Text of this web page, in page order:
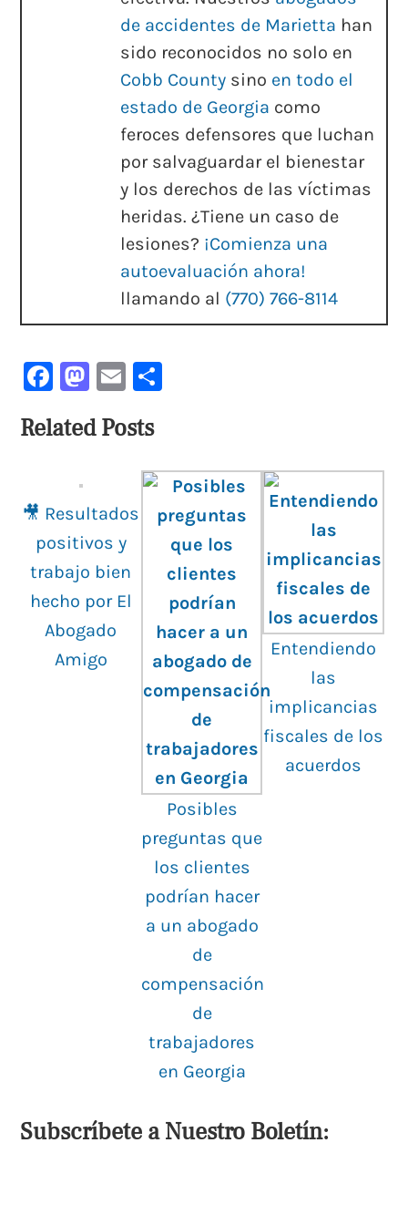
de accidentes de Marietta han
sido reconocidos no solo en
Cobb County sino en todo el
estado de Georgia como
feroces defensores que luchan
por salvaguardar el bienestar
y los derechos de las víctimas
heridas. ¿Tiene un caso de
lesiones? ¡Comienza una
autoevaluación ahora!
llamando al (770) 766-8114
Facebook
Mastodon
Email
Related Posts
🎥 Resultados
positivos y
trabajo bien
hecho por El
Abogado
Amigo
Posibles
preguntas que
los clientes
podrían hacer
a un abogado
de
compensación
de
trabajadores
en Georgia
Entendiendo
las
implicancias
fiscales de los
acuerdos
Subscríbete a Nuestro Boletín: